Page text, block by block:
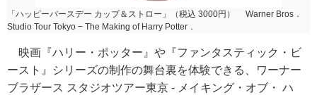
「ハッピーバースデー カップ＆ストロー」（税込 3000円） Warner Bros．
Studio Tour Tokyo − The Making of Harry Potter．
映画『ハリー・ポッター』や『ファンタスティック・ビ
ースト』シリーズの制作の舞台裏を体験できる、ワーナー
ブラザース スタジオツアー東京 ‐ メイキング・オブ・ ハ